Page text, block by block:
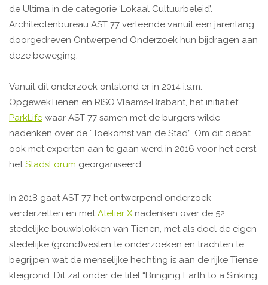
de Ultima in de categorie ‘Lokaal Cultuurbeleid’.
Architectenbureau AST 77 verleende vanuit een jarenlang
doorgedreven Ontwerpend Onderzoek hun bijdragen aan
deze beweging.
Vanuit dit onderzoek ontstond er in 2014 i.s.m.
OpgewekTienen en RISO Vlaams-Brabant, het initiatief
ParkLife waar AST 77 samen met de burgers wilde
nadenken over de “Toekomst van de Stad”. Om dit debat
ook met experten aan te gaan werd in 2016 voor het eerst
hetStadsForum georganiseerd.
In 2018 gaat AST 77 het ontwerpend onderzoek
verderzetten en metAtelier Xnadenken over de 52
stedelijke bouwblokken van Tienen, met als doel de eigen
stedelijke (grond)vesten te onderzoeken en trachten te
begrijpen wat de menselijke hechting is aan de rijke Tiense
kleigrond. Dit zal onder de titel “Bringing Earth to a Sinking